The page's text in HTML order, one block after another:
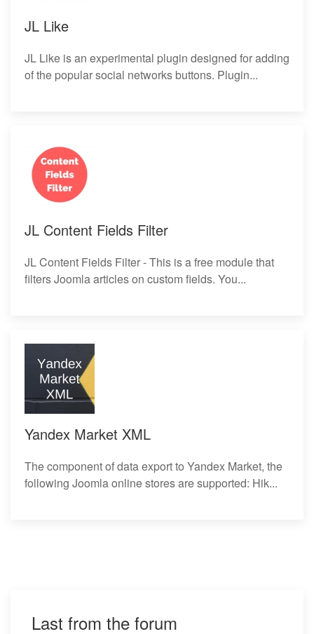
JL Like
JL Like is an experimental plugin designed for adding
of the popular social networks buttons. Plugin...
JL Content Fields Filter
JL Content Fields Filter - This is a free module that
filters Joomla articles on custom fields. You...
Yandex Market XML
The component of data export to Yandex Market, the
following Joomla online stores are supported: Hik...
Last from the forum